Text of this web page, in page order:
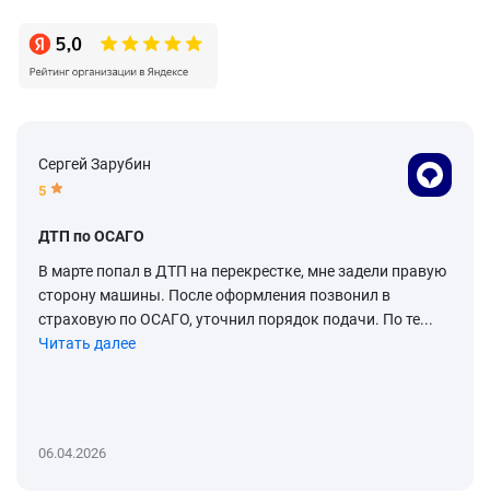
Сергей Зарубин
5
ДТП по ОСАГО
В марте попал в ДТП на перекрестке, мне задели правую
сторону машины. После оформления позвонил в
страховую по ОСАГО, уточнил порядок подачи. По те...
Читать далее
06.04.2026